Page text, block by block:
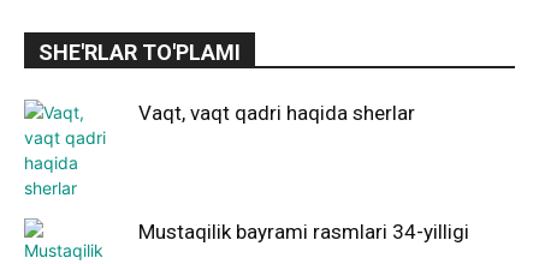
SHE'RLAR TO'PLAMI
Vaqt, vaqt qadri haqida sherlar
Mustaqilik bayrami rasmlari 34-yilligi